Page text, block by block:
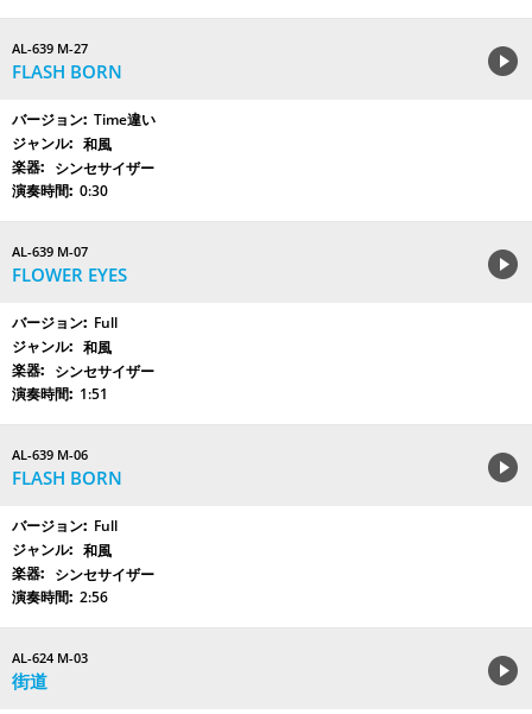
AL-639 M-27
FLASH BORN
Time違い
和風
シンセサイザー
0:30
AL-639 M-07
FLOWER EYES
Full
和風
シンセサイザー
1:51
AL-639 M-06
FLASH BORN
Full
和風
シンセサイザー
2:56
AL-624 M-03
街道